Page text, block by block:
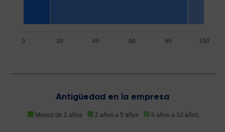
100
80
60
40
20
0
Antigüedad en la empresa
Menos de 2 años 2 años a 5 años 6 años a 10 años.